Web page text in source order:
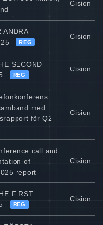
Cision
ANDRA
REG
Cision
SECOND
REG
Cision
med
för Q2
Cision
call and
of
report
Cision
FIRST
REG
Cision